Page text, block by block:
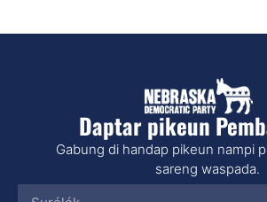
Daptar pikeun
Gabung di handap pikeun nampi
sareng waspada.